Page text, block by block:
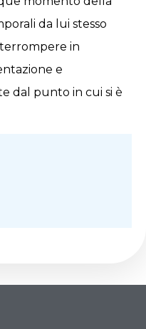
da lui stesso
in
e
dal punto in cui si è